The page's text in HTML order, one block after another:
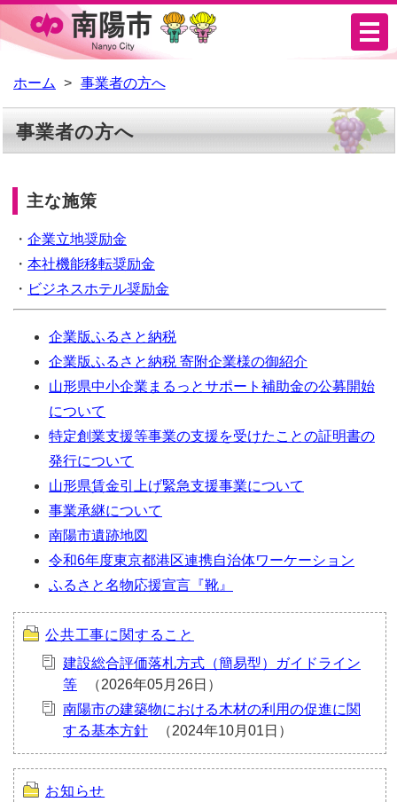
ニ
ー
ホーム 事業者の方へ
事業者の方へ
主な施策
・ 企業立地奨励金
・ 本社機能移転奨励金
・ ビジネスホテル奨励金
企業版ふるさと納税
企業版ふるさと納税 寄附企業様の御紹介
山形県中小企業まるっとサポート補助金の公募開始
について
特定創業支援等事業の支援を受けたことの証明書の
発行について
山形県賃金引上げ緊急支援事業について
事業承継について
南陽市遺跡地図
令和6年度東京都港区連携自治体ワーケーション
ふるさと名物応援宣言『靴』
公共工事に関すること
建設総合評価落札方式（簡易型）ガイドライン
等
南陽市の建築物における木材の利用の促進に関
する基本方針
お知らせ